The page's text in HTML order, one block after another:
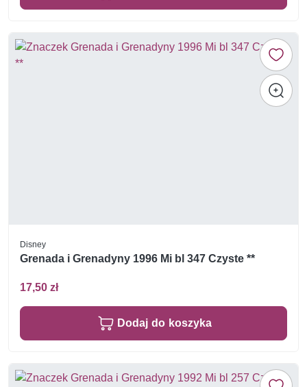
Disney
Grenada i Grenadyny 1996 Mi bl 347 Czyste **
17,50 zł
Dodaj do koszyka